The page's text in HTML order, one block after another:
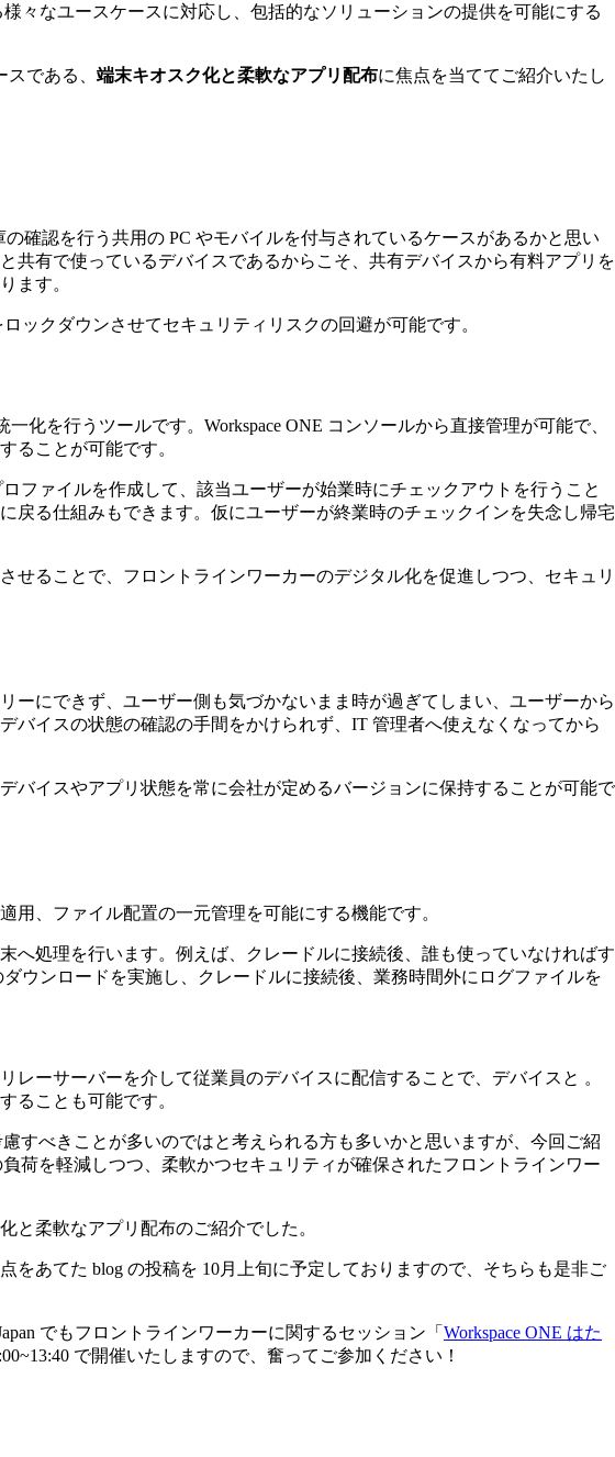
々なユースケースに対応し、包括的なソリューションの提供を可能にする
である、 端末キオスク化と柔軟なアプリ配布に焦点を当ててご紹介いたし
確認を行う共用の PC やモバイルを付与されているケースがあるかと思い
共有で使っているデバイスであるからこそ、共有デバイスから有料アプリを
ます。
ックダウンさせてセキュリティリスクの回避が可能です。
化を行うツールです。Workspace ONE コンソールから直接管理が可能で、
ることが可能です。
ファイルを作成して、該当ユーザーが始業時にチェックアウトを行うこと
る仕組みもできます。仮にユーザーが終業時のチェックインを失念し帰宅
せることで、フロントラインワーカーのデジタル化を促進しつつ、セキュリ
にできず、ユーザー側も気づかないまま時が過ぎてしまい、ユーザーから
イスの状態の確認の手間をかけられず、IT 管理者へ使えなくなってから
バイスやアプリ状態を常に会社が定めるバージョンに保持することが可能で
用、ファイル配置の一元管理を可能にする機能です。
処理を行います。例えば、クレードルに接続後、誰も使っていなければす
ウンロードを実施し、クレードルに接続後、業務時間外にログファイルを
ーサーバーを介して従業員のデバイスに配信することで、デバイスと 。
ることも可能です。
すべきことが多いのではと考えられる方も多いかと思いますが、今回ご紹
荷を軽減しつつ、柔軟かつセキュリティが確保されたフロントラインワー
と柔軟なアプリ配布のご紹介でした。
あてた blog の投稿を 10月上旬に予定しておりますので、そちらも是非ご
でもフロントラインワーカーに関するセッション「 Workspace ONE はた
で開催いたしますので、奮ってご参加ください！